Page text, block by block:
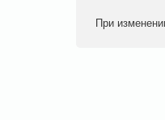
При